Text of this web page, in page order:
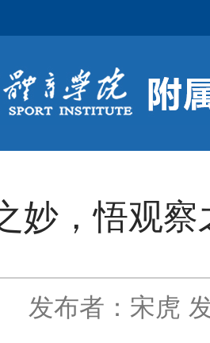
妙，悟观
发布者：宋虎